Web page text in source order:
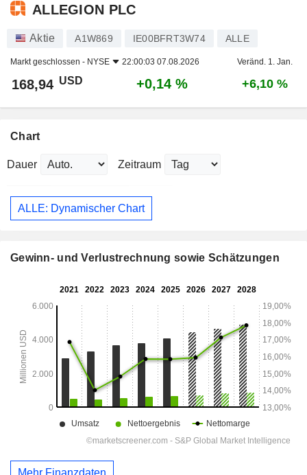
ALLEGION PLC
Aktie A1W869 IE00BFRT3W74 ALLE
Markt geschlossen - NYSE 22:00:03 07.08.2026 Veränd. 1. Jan.
168,94 USD +0,14 % +6,10 %
Chart
Dauer Zeitraum
ALLE: Dynamischer Chart
Gewinn- und Verlustrechnung sowie Schätzungen
Mehr Finanzdaten